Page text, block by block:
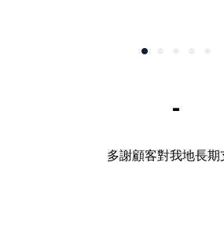
-
多謝顧客對我地長期